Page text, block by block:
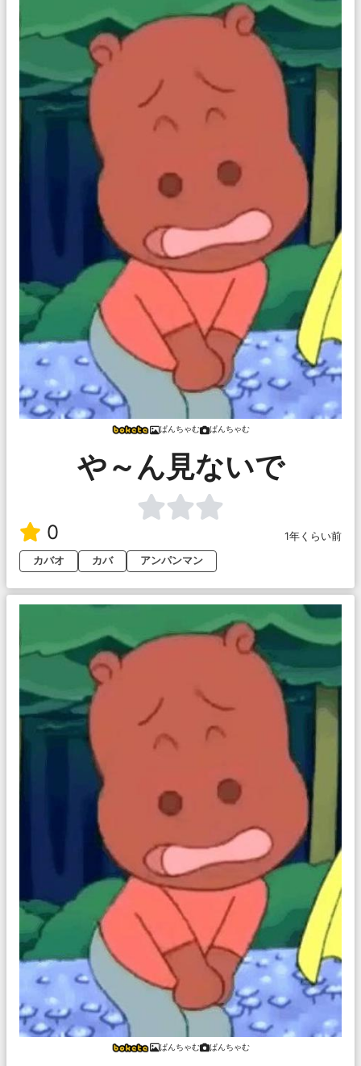
ぱんちゃむ ぱんちゃむ
や～ん見ないで
0
1年くらい前
カバオ
カバ アンパンマン
ぱんちゃむ ぱんちゃむ